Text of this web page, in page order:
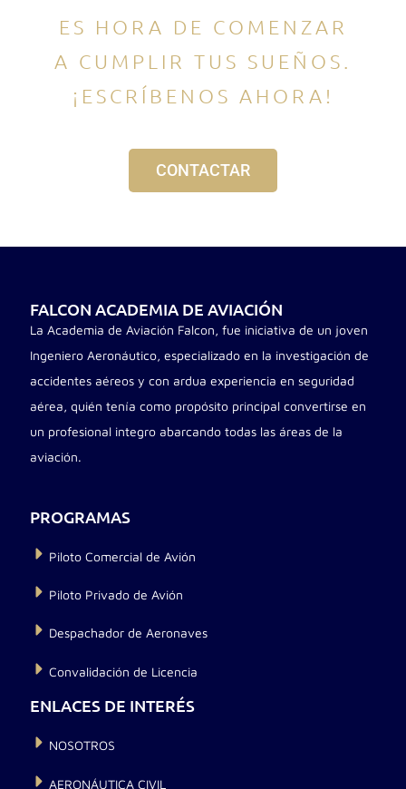
ES HORA DE COMENZAR
A CUMPLIR TUS SUEÑOS.
¡ESCRÍBENOS AHORA!
CONTACTAR
FALCON ACADEMIA DE AVIACIÓN
La Academia de Aviación Falcon, fue iniciativa de un joven
Ingeniero Aeronáutico, especializado en la investigación de
accidentes aéreos y con ardua experiencia en seguridad
aérea, quién tenía como propósito principal convertirse en
un profesional integro abarcando todas las áreas de la
aviación.
PROGRAMAS
Piloto Comercial de Avión
Piloto Privado de Avión
Despachador de Aeronaves
Convalidación de Licencia
ENLACES DE INTERÉS
NOSOTROS
AERONÁUTICA CIVIL